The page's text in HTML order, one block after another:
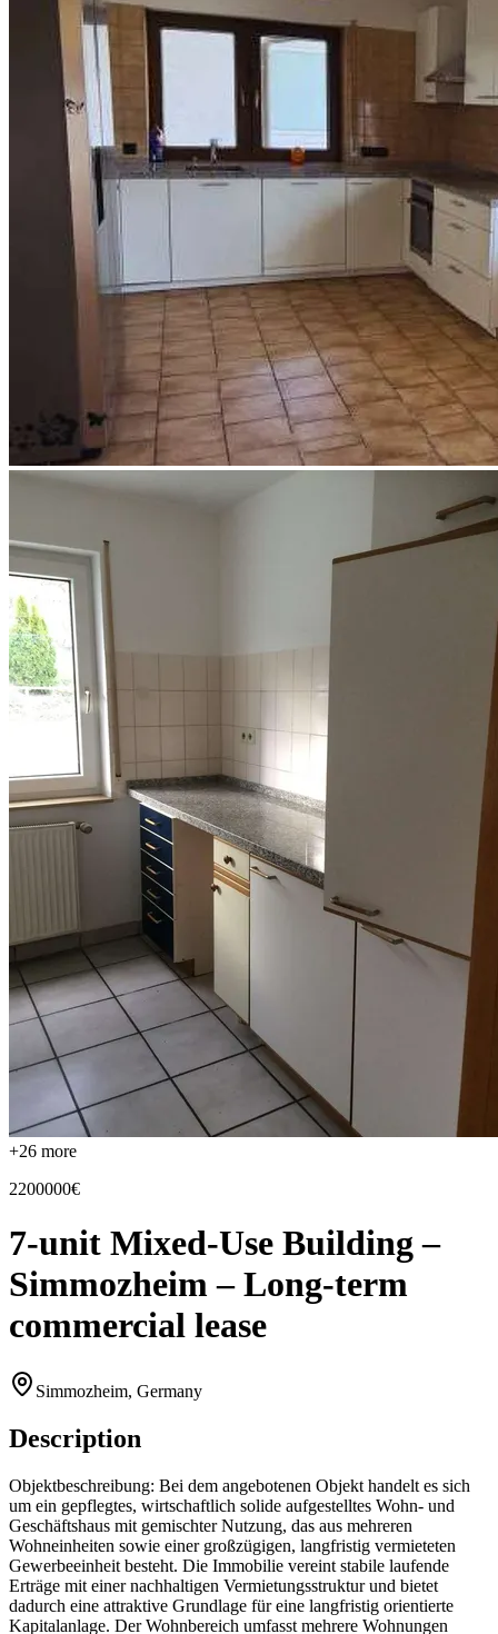
+26 more
2200000€
7-unit Mixed-Use Building –
Simmozheim – Long-term
commercial lease
Simmozheim, Germany
Description
Objektbeschreibung: Bei dem angebotenen Objekt handelt es sich
um ein gepflegtes, wirtschaftlich solide aufgestelltes Wohn- und
Geschäftshaus mit gemischter Nutzung, das aus mehreren
Wohneinheiten sowie einer großzügigen, langfristig vermieteten
Gewerbeeinheit besteht. Die Immobilie vereint stabile laufende
Erträge mit einer nachhaltigen Vermietungsstruktur und bietet
dadurch eine attraktive Grundlage für eine langfristig orientierte
Kapitalanlage. Der Wohnbereich umfasst mehrere Wohnungen